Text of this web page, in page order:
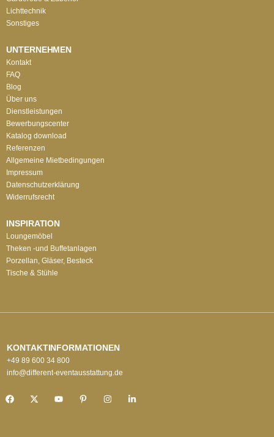
Lichttechnik
Sonstiges
UNTERNEHMEN
Kontakt
FAQ
Blog
Über uns
Dienstleistungen
Bewerbungscenter
Katalog download
Referenzen
Allgemeine Mietbedingungen
Impressum
Datenschutzerklärung
Widerrufsrecht
INSPIRATION
Loungemöbel
Theken -und Buffetanlagen
Porzellan, Gläser, Besteck
Tische & Stühle
KONTAKTINFORMATIONEN
+49 89 600 34 800
info@different-eventausstattung.de